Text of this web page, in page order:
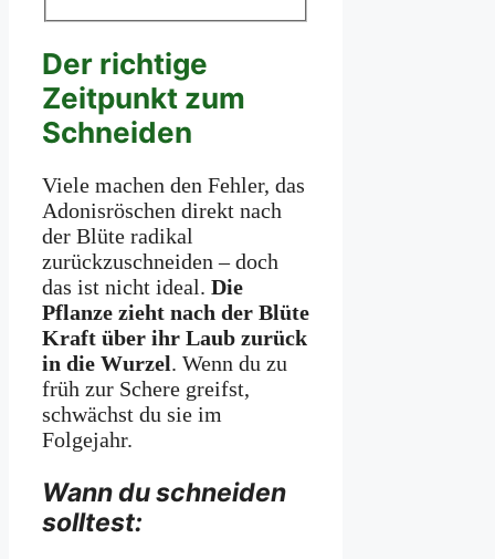
Der richtige
Zeitpunkt zum
Schneiden
Viele machen den Fehler, das
Adonisröschen direkt nach
der Blüte radikal
zurückzuschneiden – doch
das ist nicht ideal. Die
Pflanze zieht nach der Blüte
Kraft über ihr Laub zurück
in die Wurzel. Wenn du zu
früh zur Schere greifst,
schwächst du sie im
Folgejahr.
Wann du schneiden
solltest: